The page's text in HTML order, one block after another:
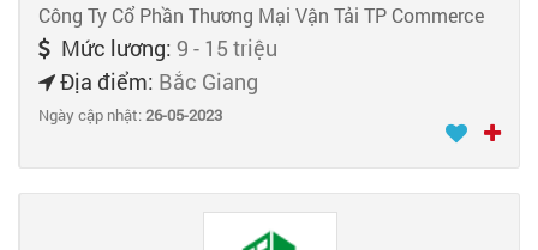
Công Ty Cổ Phần Thương Mại Vận Tải TP Commerce
Mức lương: 9 - 15 triệu
Địa điểm: Bắc Giang
Ngày cập nhật:26-05-2023